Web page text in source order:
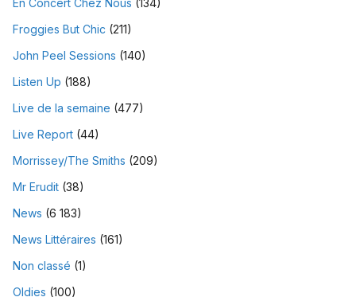
En Concert Chez Nous (134)
Froggies But Chic (211)
John Peel Sessions (140)
Listen Up (188)
Live de la semaine (477)
Live Report (44)
Morrissey/The Smiths (209)
Mr Erudit (38)
News (6 183)
News Littéraires (161)
Non classé (1)
Oldies (100)